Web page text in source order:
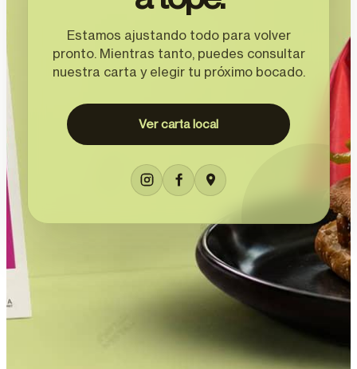
Estamos ajustando todo para volver
pronto. Mientras tanto, puedes consultar
nuestra carta y elegir tu próximo bocado.
Ver carta local